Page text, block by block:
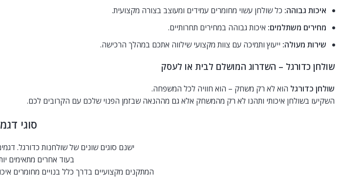
איכות גבוהה: כל שולחן עשוי מחומרים עמידים ומעוצב בצורה מקצועית.
מחירים משתלמים: איכות גבוהה במחירים תחרותיים.
שירות מעולה: ייעוץ ותמיכה עם צוות מקצועי שילווה אתכם במהלך הרכישה.
שולחן כדורגל – השדרוג המושלם לבית או לעסק
שולחן כדורגל הוא לא רק משחק – הוא חוויה לכל המשפחה.
השקיעו בשולחן איכותי ותהנו לא רק מהמשחק אלא גם מההנאה שבזמן הפנוי שלכם עם הקרובים לכם.
סוגי
ישנם סוגים שונים של שולחנות כדורגל.
בעוד אחרים מתאימים
המתקנים מקצועיים בדרך כלל בנויים מחומרים